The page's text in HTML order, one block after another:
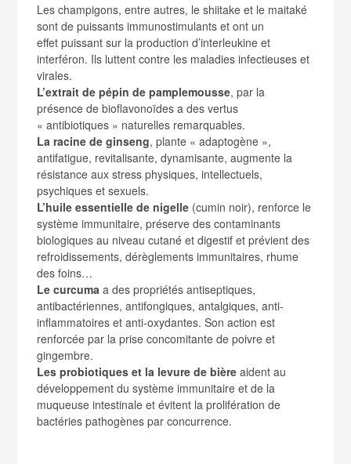
Les champigons, entre autres, le shiitake et le maitaké
sont de puissants immunostimulants et ont un
effet puissant sur la production d’interleukine et
interféron. Ils luttent contre les maladies infectieuses et
virales.
L’extrait de pépin de pamplemousse, par la
présence de bioflavonoïdes a des vertus
« antibiotiques » naturelles remarquables.
La racine de ginseng, plante « adaptogène »,
antifatigue, revitalisante, dynamisante, augmente la
résistance aux stress physiques, intellectuels,
psychiques et sexuels.
L’huile essentielle de nigelle (cumin noir), renforce le
système immunitaire, préserve des contaminants
biologiques au niveau cutané et digestif et prévient des
refroidissements, dérèglements immunitaires, rhume
des foins…
Le curcuma a des propriétés antiseptiques,
antibactériennes, antifongiques, antalgiques, anti-
inflammatoires et anti-oxydantes. Son action est
renforcée par la prise concomitante de poivre et
gingembre.
Les probiotiques et la levure de bière aident au
développement du système immunitaire et de la
muqueuse intestinale et évitent la prolifération de
bactéries pathogènes par concurrence.